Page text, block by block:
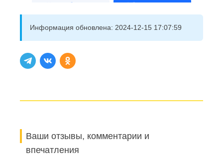
Информация обновлена: 2024-12-15 17:07:59
Ваши отзывы, комментарии и
впечатления